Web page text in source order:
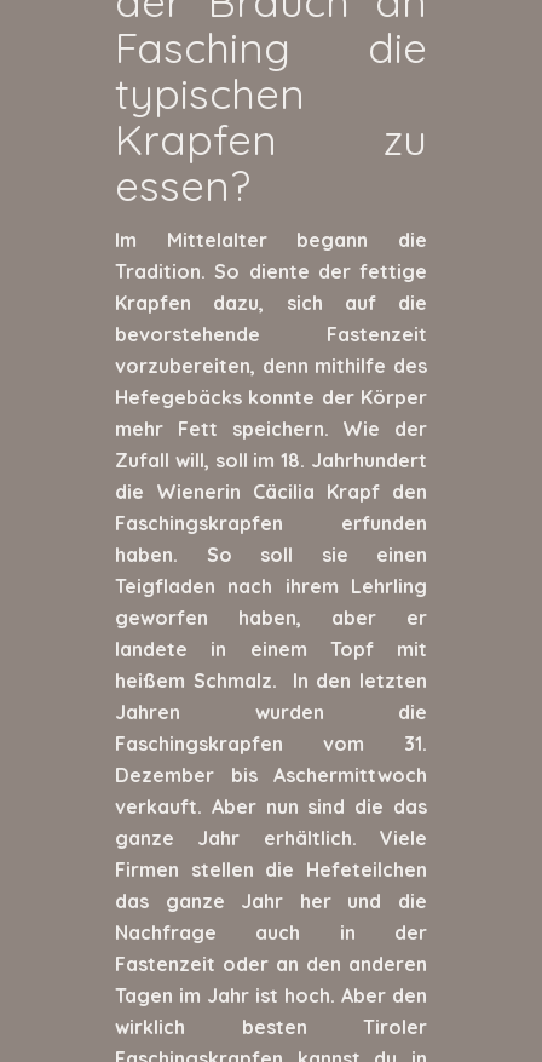
Fasching die
typischen
Krapfen zu
essen?
Im Mittelalter begann die
Tradition. So diente der fettige
Krapfen dazu, sich auf die
bevorstehende Fastenzeit
vorzubereiten, denn mithilfe des
Hefegebäcks konnte der Körper
mehr Fett speichern. Wie der
Zufall will, soll im 18. Jahrhundert
die Wienerin Cäcilia Krapf den
Faschingskrapfen erfunden
haben. So soll sie einen
Teigfladen nach ihrem Lehrling
geworfen haben, aber er
landete in einem Topf mit
heißem Schmalz. In den letzten
Jahren wurden die
Faschingskrapfen vom 31.
Dezember bis Aschermittwoch
verkauft. Aber nun sind die das
ganze Jahr erhältlich. Viele
Firmen stellen die Hefeteilchen
das ganze Jahr her und die
Nachfrage auch in der
Fastenzeit oder an den anderen
Tagen im Jahr ist hoch. Aber den
wirklich besten Tiroler